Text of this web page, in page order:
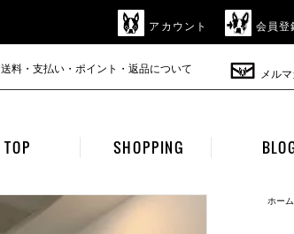
アカウント 会員登
送料・支払い・ポイント・返品について メル
TOP SHOPPING
ホーム